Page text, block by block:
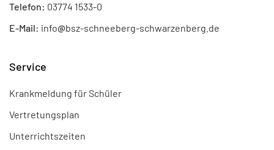
Telefon: 03774 1533-0
E-Mail: info@bsz-schneeberg-schwarzenberg.de
Service
Krankmeldung für Schüler
Vertretungsplan
Unterrichtszeiten